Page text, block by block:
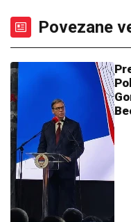
Povezane